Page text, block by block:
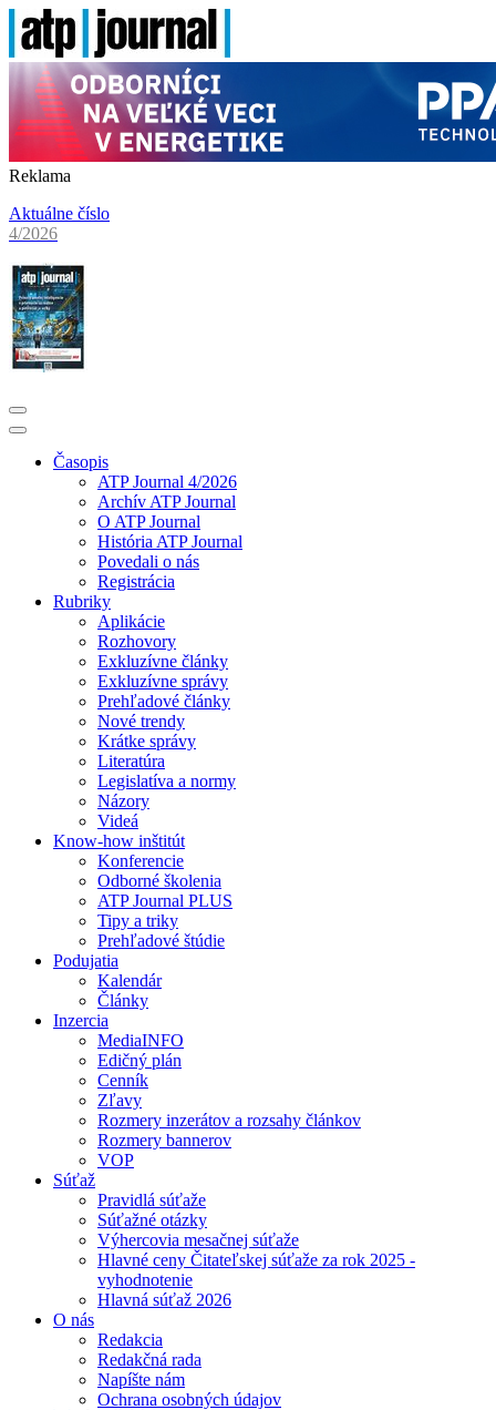
Reklama
Aktuálne číslo
4/2026
Časopis
ATP Journal 4/2026
Archív ATP Journal
O ATP Journal
História ATP Journal
Povedali o nás
Registrácia
Rubriky
Aplikácie
Rozhovory
Exkluzívne články
Exkluzívne správy
Prehľadové články
Nové trendy
Krátke správy
Literatúra
Legislatíva a normy
Názory
Videá
Know-how inštitút
Konferencie
Odborné školenia
ATP Journal PLUS
Tipy a triky
Prehľadové štúdie
Podujatia
Kalendár
Články
Inzercia
MediaINFO
Edičný plán
Cenník
Zľavy
Rozmery inzerátov a rozsahy článkov
Rozmery bannerov
VOP
Súťaž
Pravidlá súťaže
Súťažné otázky
Výhercovia mesačnej súťaže
Hlavné ceny Čitateľskej súťaže za rok 2025 -
vyhodnotenie
Hlavná súťaž 2026
O nás
Redakcia
Redakčná rada
Napíšte nám
Ochrana osobných údajov